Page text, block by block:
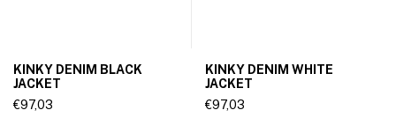
KINKY DENIM BLACK
JACKET
€97,03
KINKY DENIM WHITE
JACKET
€97,03